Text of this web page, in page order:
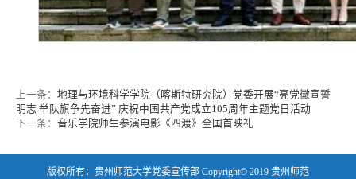
上一条： 地理与环境科学学院（喀斯特研究院）党委开展“亮党徽宣誓
明志 举队旗争先奋进” 庆祝中国共产党成立105周年主题党日活动
下一条： 音乐学院师生参演电影《四渡》全国首映礼
版权所有：贵州师范大学党委宣传部 Copyright© 2019 贵州师范